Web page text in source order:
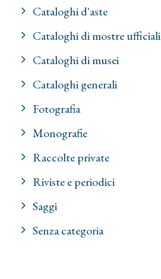
Cataloghi d'aste
Cataloghi di mostre ufficiali
Cataloghi di musei
Cataloghi generali
Fotografia
Monografie
Raccolte private
Riviste e periodici
Saggi
Senza categoria